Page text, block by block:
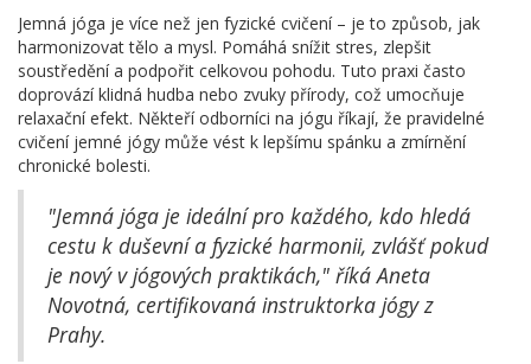
Jemná jóga je více než jen fyzické cvičení – je to způsob, jak
harmonizovat tělo a mysl. Pomáhá snížit stres, zlepšit
soustředění a podpořit celkovou pohodu. Tuto praxi často
doprovází klidná hudba nebo zvuky přírody, což umocňuje
relaxační efekt. Někteří odborníci na jógu říkají, že pravidelné
cvičení jemné jógy může vést k lepšímu spánku a zmírnění
chronické bolesti.
"Jemná jóga je ideální pro každého, kdo hledá
cestu k duševní a fyzické harmonii, zvlášť pokud
je nový v jógových praktikách," říká Aneta
Novotná, certifikovaná instruktorka jógy z
Prahy.